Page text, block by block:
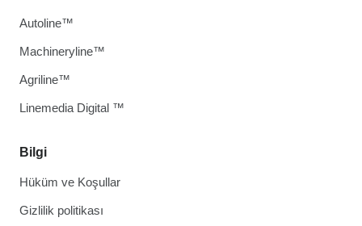
Bilgi
Hüküm ve Koşullar
Gizlilik politikası
Autoline™
Machineryline™
Agriline™
Linemedia Digital ™